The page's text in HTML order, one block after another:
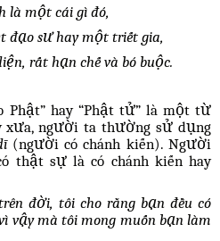
là một cái gì đó,
đạo sư hay một triết gia,
rất hạn chế và bó buộc.
Phật” hay “Phật tử” là một từ
xưa, người ta thường sử dụng
(người có chánh kiến). Người
thật sự là có chánh kiến hay
đời, tôi cho rằng bạn đều có
vậy mà tôi mong muốn bạn làm